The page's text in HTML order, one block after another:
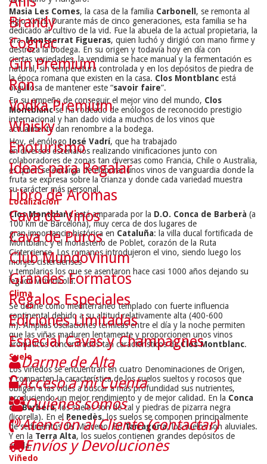
Masia Les Comes, la casa de la familia Carbonell , se remonta al
siglo XVIII. Durante más de cinco generaciones, esta familia se ha
dedicado al cultivo de la vid. Fue la abuela de la actual propietaria, la
Sra.Montserrat Figueras, quien luchó y dirigió con mano firme y
destreza la bodega. En su origen y todavía hoy en día con
ciertas variedades, la vendimia se hace manual y la fermentación es
natural, sin temperatura controlada y en los depósitos de piedra de
la época romana que existen en la casa. Clos Montblanc está
orgullosa de mantener este “savoir faire”.
En su empeño de conseguir el mejor vino del mundo, Clos
Montblancse ha rodeado de enólogos de reconocido prestigio
internacional y han dado vida a muchos de los vinos que
actualmente dan renombre a la bodega.
Hoy, elenólogo José Vadrí, que ha trabajado
en diversos escenarios realizando vinificaciones junto con
colaboradores de zonas tan diversas como Francia, Chile o Australia,
es quien se encarga de elaborar unos vinos de vanguardia donde la
fruta se expresa sobre la crianza y donde cada variedad muestra
su carácter más personal .
Localización
Clos Montblancestá amparada por la D.O. Conca de Barberà (a
100 km de Barcelona), muy cerca de dos lugares de
gran importancia histórica en Cataluña: la villa ducal fortificada de
Montblanc y el monasterio de Poblet, corazón de la Ruta
Cisterciense. Los romanos introdujeron el vino, siendo luego los
monjes cistercienses
y templarios los que se asentaron hace casi 1000 años dejando su
legado vitivinícola.
Clima
Se define como mediterráneo templado con fuerte influencia
continental debido a su altitud relativamente alta (400-600
m). Amplias oscilaciones térmicas entre el día y la noche permiten
que las viñas maduren lentamente y proporcionen unos vinos
aromáticos concentrados tan característicos deClos Montblanc.
Suelo
Los viñedos se encuentran en cuatro Denominaciones de Origen,
y comparten la característica de los suelos sueltos y rocosos que
obligan a las vides a buscar a más profundidad sus nutrientes,
produciendo un mejor rendimiento y de mejor calidad. En la Conca
de Barberà, los suelos son de cal y piedras de pizarra negra
(licorella). En el Penedès, los suelos se componen principalmente
de sedimentos del Mioceno. EnTarragona, los suelos son aluviales.
Y en la Terra Alta, los suelos contienen grandes depósitos de
arcilla.
Viñedo
Brandy
Cognac
Gin Premium
Ron
Vodka Premium
Whisky
Enoturismo
Ideas para Regalar
Libro de Aromas
Cava de Vinos
Cava de Puros
Club MundoVinum
Grandes Formatos
Regalos Especiales
Ediciones Limitadas
Especial Cavas y Champagnes
Darme de Alta
Acceso a mi Cuenta
Quiénes somos
Atención al Cliente (contactar)
Envíos y Devoluciones